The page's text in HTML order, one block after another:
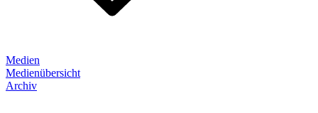
Medien
Medienübersicht
Archiv